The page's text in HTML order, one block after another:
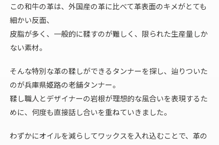
この和牛の革は、外国産の革に比べて革表面のキメがとても
細かい反面、
皮脂が多く、一般的に鞣すのが難しく、限られた生産量しか
ない素材。
そんな特別な革の鞣しができるタンナーを探し、辿りついた
のが兵庫県姫路の老舗タンナー。
鞣し職人とデザイナーの岩根が理想的な風合いを表現するた
めに、何度も直接話し合いを重ねていきました。
わずかにオイルを減らしてワックスを入れ込むことで、革の